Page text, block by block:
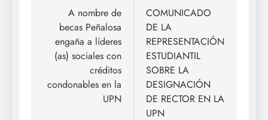
entradas
A nombre de
becas Peñalosa
engaña a líderes
(as) sociales con
créditos
condonables en la
UPN
COMUNICADO
DE LA
REPRESENTACIÓN
ESTUDIANTIL
SOBRE LA
DESIGNACIÓN
DE RECTOR EN LA
UPN